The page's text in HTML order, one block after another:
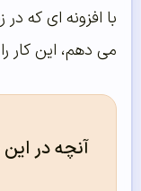
با افزونه ای که
می دهم، این کار
آنچه در